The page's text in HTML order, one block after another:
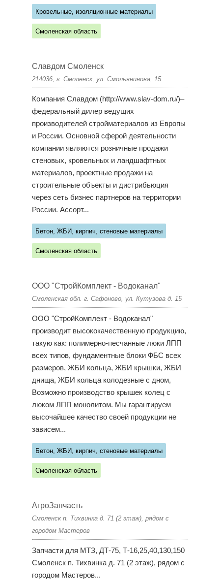
Кровельные, изоляционные материалы
Смоленская область
Славдом Смоленск
214036, г. Смоленск, ул. Смольянинова, 15
Компания Славдом (http://www.slav-dom.ru/)–
федеральный дилер ведущих
производителей стройматериалов из Европы
и России. Основной сферой деятельности
компании являются розничные продажи
стеновых, кровельных и ландшафтных
материалов, проектные продажи на
строительные объекты и дистрибьюция
через сеть бизнес партнеров на территории
России. Ассорт...
Бетон, ЖБИ, кирпич, стеновые материалы
Смоленская область
ООО "СтройКомплект - Водоканал"
Смоленская обл. г. Сафоново, ул. Кутузова д. 15
ООО "СтройКомплект - Водоканал"
производит высококачественную продукцию,
такую как: полимерно-песчанные люки ЛПП
всех типов, фундаментные блоки ФБС всех
размеров, ЖБИ кольца, ЖБИ крышки, ЖБИ
днища, ЖБИ кольца колодезные с дном,
Возможно производство крышек колец с
люком ЛПП монолитом. Мы гарантируем
высочайшее качество своей продукции не
зависем...
Бетон, ЖБИ, кирпич, стеновые материалы
Смоленская область
АгроЗапчасть
Смоленск п. Тихвинка д. 71 (2 этаж), рядом с
городом Мастеров
Запчасти для МТЗ, ДТ-75, Т-16,25,40,130,150
Смоленск п. Тихвинка д. 71 (2 этаж), рядом с
городом Мастеров...